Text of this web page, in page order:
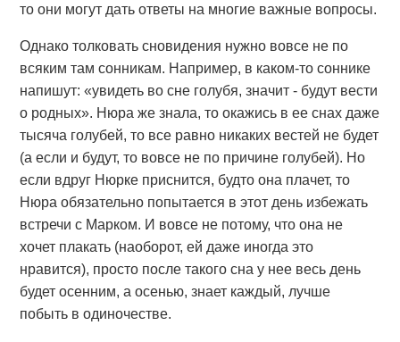
то они могут дать ответы на многие важные вопросы.
Однако толковать сновидения нужно вовсе не по
всяким там сонникам. Например, в каком-то соннике
напишут: «увидеть во сне голубя, значит - будут вести
о родных». Нюра же знала, то окажись в ее снах даже
тысяча голубей, то все равно никаких вестей не будет
(а если и будут, то вовсе не по причине голубей). Но
если вдруг Нюрке приснится, будто она плачет, то
Нюра обязательно попытается в этот день избежать
встречи с Марком. И вовсе не потому, что она не
хочет плакать (наоборот, ей даже иногда это
нравится), просто после такого сна у нее весь день
будет осенним, а осенью, знает каждый, лучше
побыть в одиночестве.